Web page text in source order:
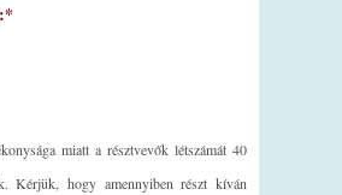
*
miatt a résztvevők létszámát 40
Kérjük, hogy amennyiben részt kíván